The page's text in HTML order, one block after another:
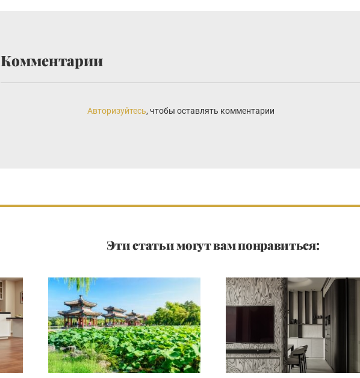
Комментарии
Авторизуйтесь, чтобы оставлять комментарии
Эти статьи могут вам понравиться: